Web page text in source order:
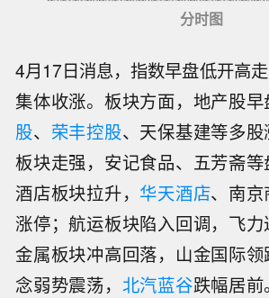
分时图
4月17日消息，指数早盘低开高
集体收涨。板块方面，地产股早
股、 荣丰控股、天保基建等多
板块走强，安记食品、五芳斋
酒店板块拉升， 华天酒店、南京
涨停；航运板块陷入回调，飞
金属板块冲高回落，山金国际
念弱势震荡， 北汽蓝谷跌幅居